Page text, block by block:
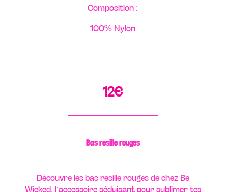
Composition :
100% Nylon
12€
Bas resille rouges
Découvre les bas resille rouges de chez Be
Wicked, l’accessoire séduisant pour sublimer tes